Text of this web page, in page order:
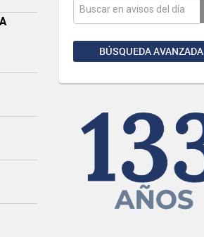
BÚSQUEDA AVANZADA